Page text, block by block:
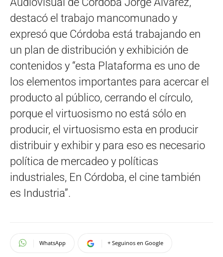
destacó el trabajo mancomunado y
expresó que Córdoba está trabajando en
un plan de distribución y exhibición de
contenidos y “esta Plataforma es uno de
los elementos importantes para acercar el
producto al público, cerrando el círculo,
porque el virtuosismo no está sólo en
producir, el virtuosismo esta en producir
distribuir y exhibir y para eso es necesario
política de mercadeo y políticas
industriales, En Córdoba, el cine también
es Industria”.
WhatsApp + Seguinos en Google